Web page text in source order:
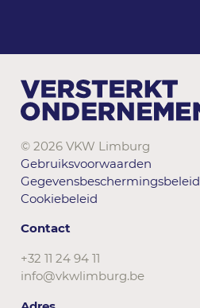
© 2026 VKW Limburg
Gebruiksvoorwaarden
Gegevensbeschermingsbeleid
Cookiebeleid
Contact
+32 11 24 94 11
info@vkwlimburg.be